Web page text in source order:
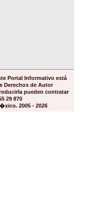
Portal Informativo está
Derechos de Autor
pueden contratar
29 870
2005 - 2026